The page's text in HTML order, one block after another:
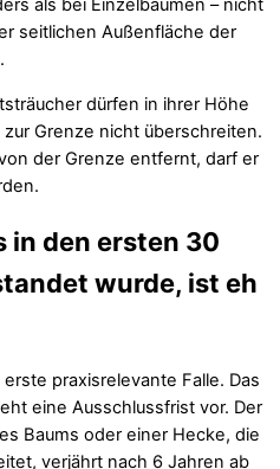
als bei Einzelbäumen – nicht
seitlichen Außenfläche der
dürfen in ihrer Höhe
Grenze nicht überschreiten.
der Grenze entfernt, darf er
in den ersten 30
wurde, ist eh
praxisrelevante Falle. Das
eine Ausschlussfrist vor. Der
Baums oder einer Hecke, die
verjährt nach 6 Jahren ab